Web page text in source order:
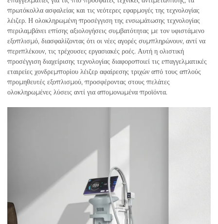
πρωτόκολλα ασφαλείας και τις νεότερες εφαρμογές της τεχνολογίας
λέιζερ. Η ολοκληρωμένη προσέγγιση της ενσωμάτωσης τεχνολογίας
περιλαμβάνει επίσης αξιολογήσεις συμβατότητας με τον υφιστάμενο
εξοπλισμό, διασφαλίζοντας ότι οι νέες αγορές συμπληρώνουν, αντί να
περιπλέκουν, τις τρέχουσες εργασιακές ροές. Αυτή η ολιστική
προσέγγιση διαχείρισης τεχνολογίας διαφοροποιεί τις επαγγελματικές
εταιρείες χονδρεμπορίου λέιζερ αφαίρεσης τριχών από τους απλούς
προμηθευτές εξοπλισμού, προσφέροντας στους πελάτες
ολοκληρωμένες λύσεις αντί για απομονωμένα προϊόντα.